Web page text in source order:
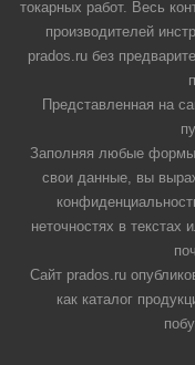
токарных работ. Весь
производителей
prados.ru без
Представленная на
Заполняя любые формы
свои данные, вы
неточностях в текстах
Сайт prados.ru
как каталог